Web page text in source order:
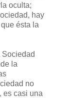
oculta;
hay
ésta la
la
no
es casi una